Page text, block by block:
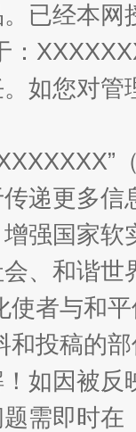
如何以
已经本
：
如您对
递更多
强国家
、和谐
使者与和
和投稿的
如因被
需即时在